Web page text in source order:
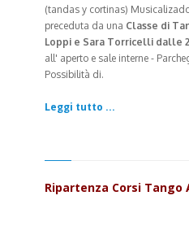
(tandas y cortinas)
preceduta da una Classe di
Loppi e Sara Torricelli dalle
all' aperto e sale interne -
Possibilità di.
Leggi tutto ...
Ripartenza Corsi Tango